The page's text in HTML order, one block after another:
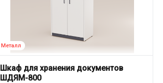
Шкаф для хранения документов
ШДЯМ-800